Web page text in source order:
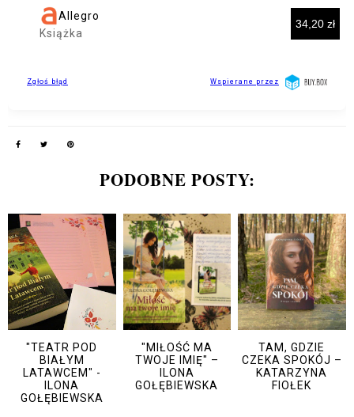
PODOBNE POSTY:
"TEATR POD
BIAŁYM
LATAWCEM" -
ILONA
GOŁĘBIEWSKA
"MIŁOŚĆ MA
TWOJE IMIĘ" –
ILONA
GOŁĘBIEWSKA
TAM, GDZIE
CZEKA SPOKÓJ –
KATARZYNA
FIOŁEK